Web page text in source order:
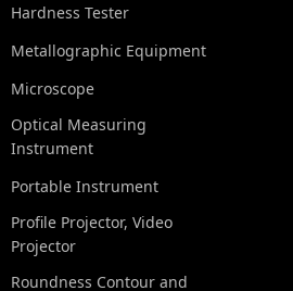
Hardness Tester
Metallographic Equipment
Microscope
Optical Measuring
Instrument
Portable Instrument
Profile Projector, Video
Projector
Roundness Contour and